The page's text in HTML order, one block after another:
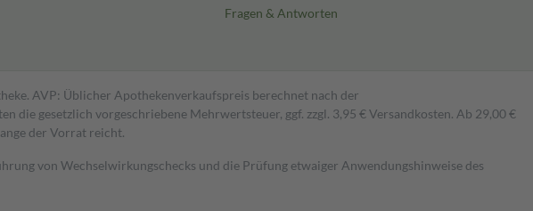
Fragen & Antworten
AVP: Üblicher Apothekenverkaufspreis berechnet nach der
gesetzlich vorgeschriebene Mehrwertsteuer, ggf. zzgl. 3,95 € Versandkosten. Ab 29,00 €
der Vorrat reicht.
von Wechselwirkungschecks und die Prüfung etwaiger Anwendungshinweise des